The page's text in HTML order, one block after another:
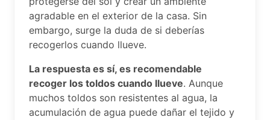
agradable en el exterior de la casa. Sin
embargo, surge la duda de si deberías
recogerlos cuando llueve.
La respuesta es sí, es recomendable
recoger los toldos cuando llueve. Aunque
muchos toldos son resistentes al agua, la
acumulación de agua puede dañar el tejido y